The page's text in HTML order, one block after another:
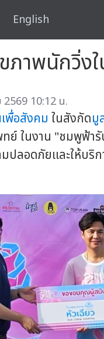
English
ภาพนักวิ่
10:12 น.
พื่อสังคม ในสังกัดมู
ย์ ในงาน "ชมพูฟ้า
ปลอดภัยและให้บริ